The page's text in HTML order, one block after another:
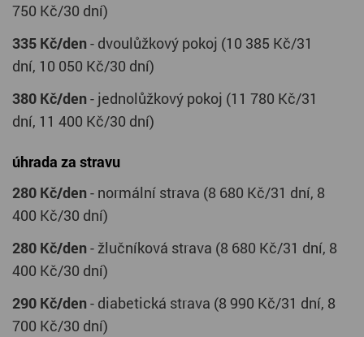
750 Kč/30 dní)
335 Kč/den- dvoulůžkový pokoj (10 385 Kč/31
dní, 10 050 Kč/30 dní)
380 Kč/den- jednolůžkový pokoj (11 780 Kč/31
dní, 11 400 Kč/30 dní)
úhrada za stravu
280 Kč/den- normální strava (8 680 Kč/31 dní, 8
400 Kč/30 dní)
280 Kč/den- žlučníková strava (8 680 Kč/31 dní, 8
400 Kč/30 dní)
290 Kč/den- diabetická strava (8 990 Kč/31 dní, 8
700 Kč/30 dní)